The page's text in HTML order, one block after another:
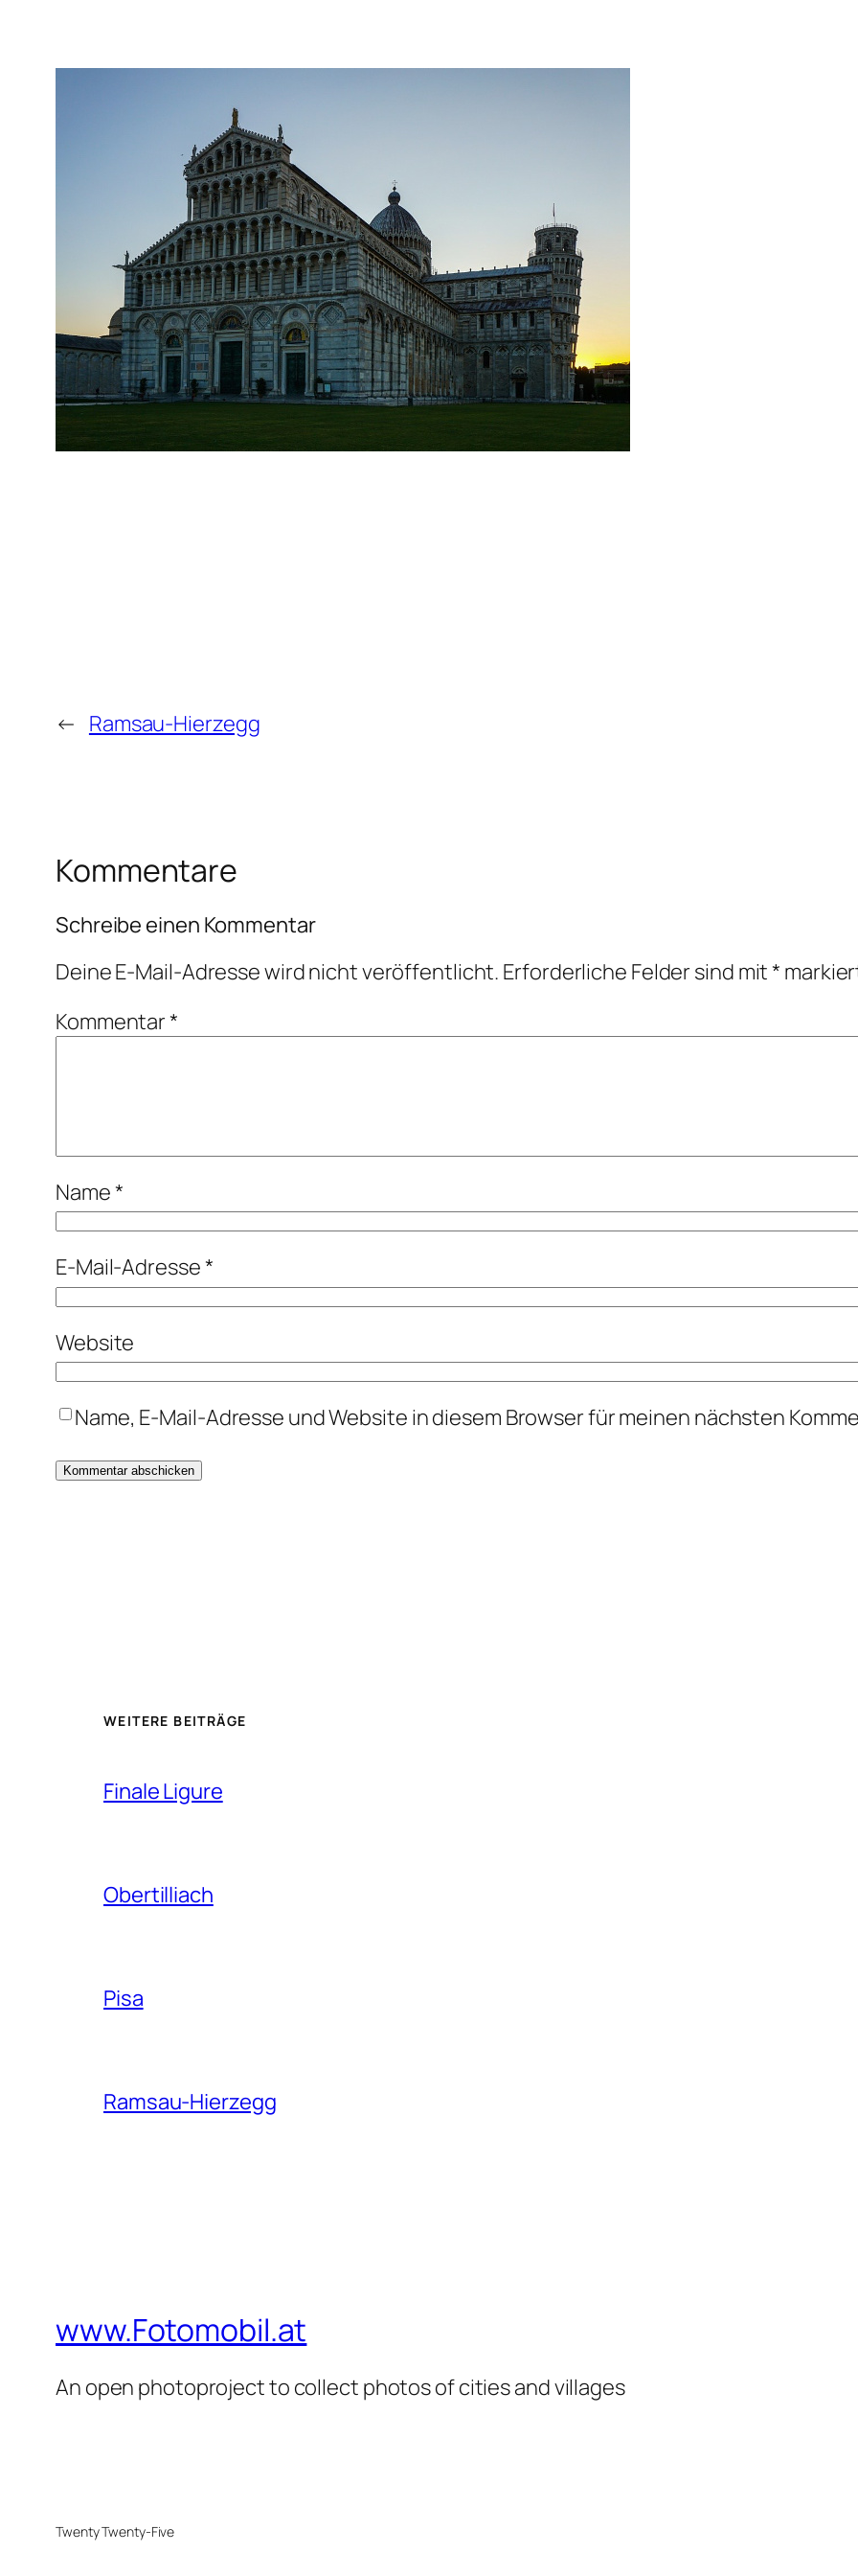
← Ramsau-Hierzegg
Kommentare
Schreibe einen Kommentar
Deine E-Mail-Adresse wird nicht veröffentlicht. Erforderliche Felder sind mit*
Kommentar*
Name*
E-Mail-Adresse*
Website
Name, E-Mail-Adresse und Website in diesem Browser für meinen nächsten
WEITERE BEITRÄGE
Finale Ligure
Obertilliach
Pisa
Ramsau-Hierzegg
www.Fotomobil.at
An open photoproject to collect photos of cities and villages
Twenty Twenty-Five